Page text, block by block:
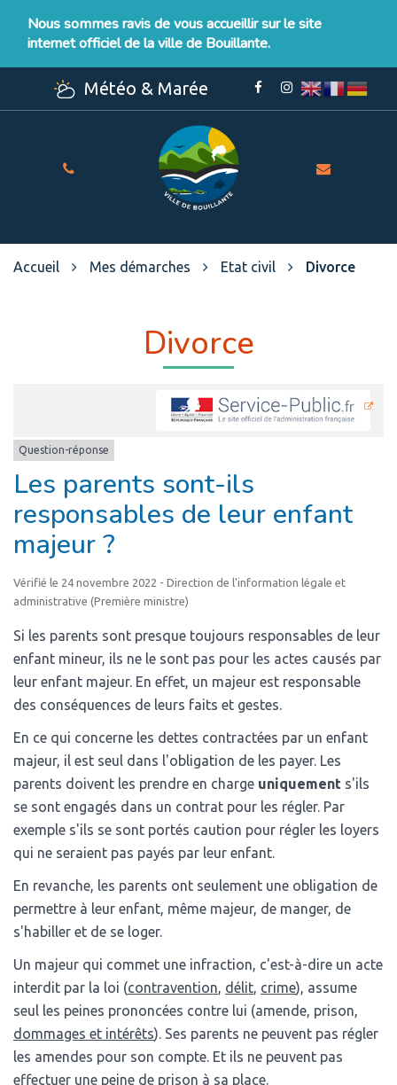
Nous sommes ravis de vous accueillir sur le site
internet officiel de la ville de Bouillante.
Météo & Marée
Lien
Facebook
Lien
Instagram
Site
officiel
de
de
Accueil Mes démarches Etat civil Divorce
Divorce
Question-réponse
Les parents sont-ils
responsables de leur enfant
majeur ?
Vérifié le 24 novembre 2022 - Direction de l'information légale et
administrative (Première ministre)
Si les parents sont presque toujours responsables de leur
enfant mineur, ils ne le sont pas pour les actes causés par
leur enfant majeur. En effet, un majeur est responsable
des conséquences de leurs faits et gestes.
En ce qui concerne les dettes contractées par un enfant
majeur, il est seul dans l'obligation de les payer. Les
parents doivent les prendre en charge uniquement s'ils
se sont engagés dans un contrat pour les régler. Par
exemple s'ils se sont portés caution pour régler les loyers
qui ne seraient pas payés par leur enfant.
En revanche, les parents ont seulement une obligation de
permettre à leur enfant, même majeur, de manger, de
s'habiller et de se loger.
Un majeur qui commet une infraction, c'est-à-dire un acte
interdit par la loi (contravention, délit, crime), assume
seul les peines prononcées contre lui (amende, prison,
dommages et intérêts). Ses parents ne peuvent pas régler
les amendes pour son compte. Et ils ne peuvent pas
effectuer une peine de prison à sa place.